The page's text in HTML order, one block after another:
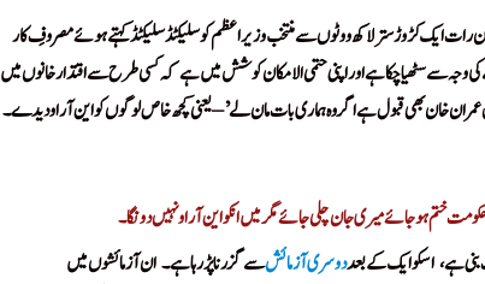
رات ایک کڑوڑ سترلاکھ ووٹوں سے منتخب وزیراعظم کو سلیکٹڈ سلیکٹڈ کہتے ہوئے مصروفِ کار
وجہ سے سٹھیا چکا ہے اور اپنی حتمی الامکان کوشش میں ہے! کہ کسی طرح سے اقتدارخانوں میں
خان بھی قبول ہے اگر وہ ہماری بات مان لے’ – یعنی کچھ خاص لوگوں کو این آر او دیدے۔
ختم ہو جائے میری جان چلی جائے مگر میں انکو این آر او نہیں دونگا۔
ہے،! اسکو ایک کے بعددوسری آزمائشسے گزرنا پڑ رہا ہے۔! ان آزمائشوں میں